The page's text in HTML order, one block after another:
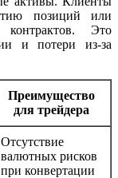
позиций или
Это
и потери из-за
Преимущество
для трейдера
Отсутствие
валютных рисков
при конвертации